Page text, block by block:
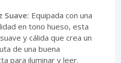
Suave: Equipada con una
en tono hueso, esta
y cálida que crea un
de una buena
para iluminar y leer.